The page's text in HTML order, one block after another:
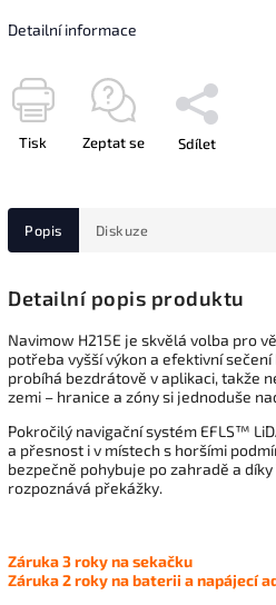
Detailní informace
Tisk Zeptat se Sdílet
Popis Diskuze
Detailní popis produktu
Navimow H215E je skvělá volba pro
potřeba vyšší výkon a efektivní
probíhá bezdrátově v aplikaci, takže
zemi – hranice a zóny si jednoduše
Pokročilý navigační systém EFLS™
a přesnost i v místech s horšími
bezpečně pohybuje po zahradě a
rozpoznává překážky.
Záruka 3 roky na sekačku
Záruka 2 roky na baterii a napájecí